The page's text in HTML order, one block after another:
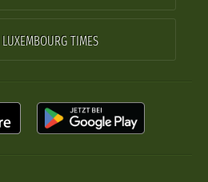
LUXEMBOURG TIMES